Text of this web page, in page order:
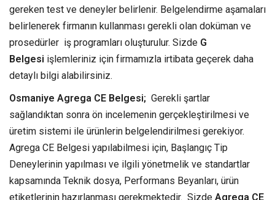
gereken test ve deneyler belirlenir. Belgelendirme aşamaları
belirlenerek firmanın kullanması gerekli olan doküman ve
prosedürler iş programları oluşturulur. Sizde G
Belgesi işlemleriniz için firmamızla irtibata geçerek daha
detaylı bilgi alabilirsiniz.
Osmaniye Agrega CE Belgesi; Gerekli şartlar
sağlandıktan sonra ön incelemenin gerçekleştirilmesi ve
üretim sistemi ile ürünlerin belgelendirilmesi gerekiyor.
Agrega CE Belgesi yapılabilmesi için, Başlangıç Tip
Deneylerinin yapılması ve ilgili yönetmelik ve standartlar
kapsamında Teknik dosya, Performans Beyanları, ürün
etiketlerinin hazırlanması gerekmektedir. Sizde Agrega CE